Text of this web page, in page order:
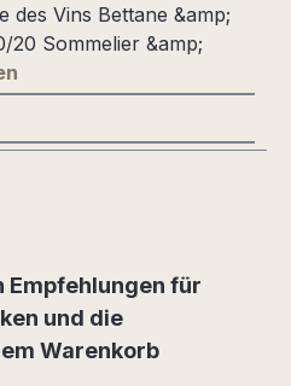
des Vins Bettane &amp;
20 Sommelier &amp;
Empfehlungen für
und die
Warenkorb